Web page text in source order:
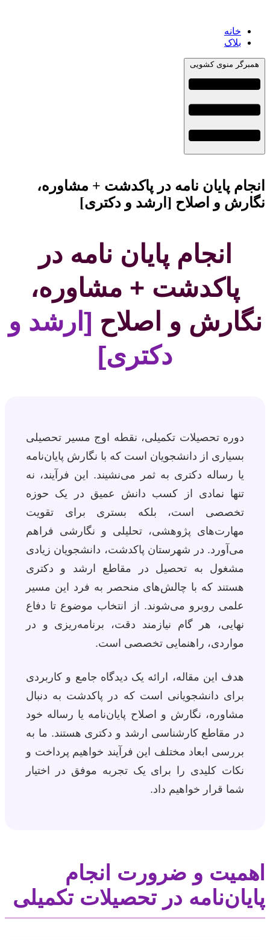
خانه
بلاک
همبرگر منوی کشویی
انجام پایان نامه در پاکدشت + مشاوره،
نگارش و اصلاح [ارشد و دکتری]
انجام پایان نامه در
پاکدشت + مشاوره،
نگارش و اصلاح [ارشد و
دکتری]
دوره تحصیلات تکمیلی، نقطه اوج مسیر تحصیلی
بسیاری از دانشجویان است که با نگارش پایان‌نامه
یا رساله دکتری به ثمر می‌نشیند. این فرآیند، نه
تنها نمادی از کسب دانش عمیق در یک حوزه
تخصصی است، بلکه بستری برای تقویت
مهارت‌های پژوهشی، تحلیلی و نگارشی فراهم
می‌آورد. در شهرستان پاکدشت، دانشجویان زیادی
مشغول به تحصیل در مقاطع ارشد و دکتری
هستند که با چالش‌های منحصر به فرد این مسیر
علمی روبرو می‌شوند. از انتخاب موضوع تا دفاع
نهایی، هر گام نیازمند دقت، برنامه‌ریزی و در
مواردی، راهنمایی تخصصی است.
هدف این مقاله، ارائه یک دیدگاه جامع و کاربردی
برای دانشجویانی است که در پاکدشت به دنبال
مشاوره، نگارش و اصلاح پایان‌نامه یا رساله خود
در مقاطع کارشناسی ارشد و دکتری هستند. ما به
بررسی ابعاد مختلف این فرآیند خواهیم پرداخت و
نکات کلیدی را برای یک تجربه موفق در اختیار
شما قرار خواهیم داد.
اهمیت و ضرورت انجام
پایان‌نامه در تحصیلات تکمیلی